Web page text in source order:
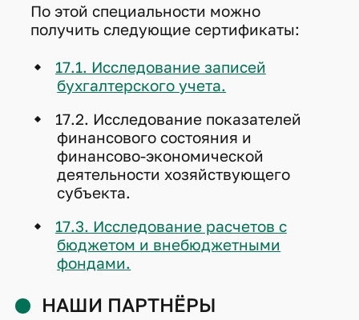
По этой специальности можно
получить следующие сертификаты:
17.1. Исследование записей
бухгалтерского учета.
17.2. Исследование показателей
финансового состояния и
финансово-экономической
деятельности хозяйствующего
субъекта.
17.3. Исследование расчетов с
бюджетом и внебюджетными
фондами.
НАШИ ПАРТНЁРЫ